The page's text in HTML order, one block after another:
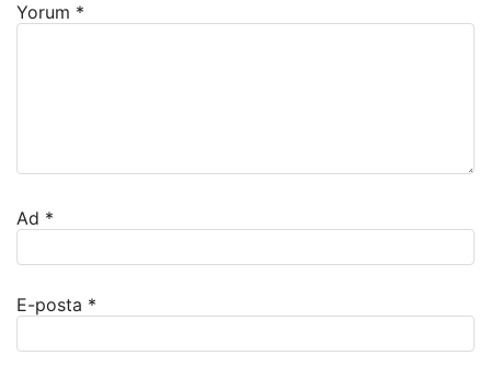
Yorum *
Ad *
E-posta *